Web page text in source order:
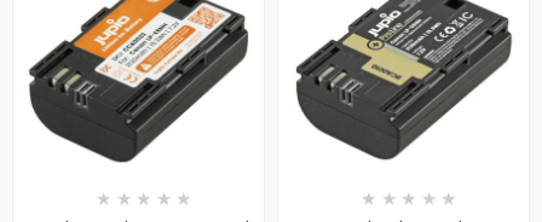
LÄGG I VARUKORG
★ ★ ★ ★ ★ ★ ★ ★ ★ ★